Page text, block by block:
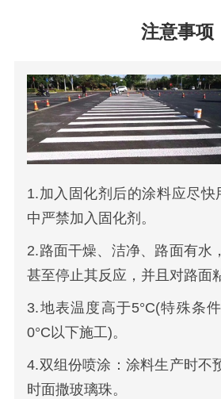
注意事项
1.加入固化剂后的涂料应尽快
中严禁加入固化剂。
2.路面干燥、洁净、路面有水
甚至停止其反应，并且对路面
3.地表温度高于5°C(特殊条
0°C以下施工)。
4.双组份喷涂：涂料生产时不
时面撒玻璃珠。